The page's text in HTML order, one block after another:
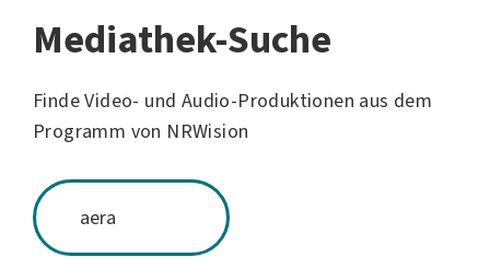
Mediathek-Suche
Finde Video- und Audio-Produktionen aus dem
Programm von NRWision